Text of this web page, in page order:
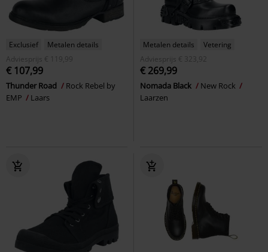
Exclusief
Metalen details
Adviesprijs
€ 119,99
€ 107,99
Thunder Road
Rock Rebel by
EMP
Laars
Metalen details
Vetering
Adviesprijs
€ 323,92
€ 269,99
Nomada Black
New Rock
Laarzen